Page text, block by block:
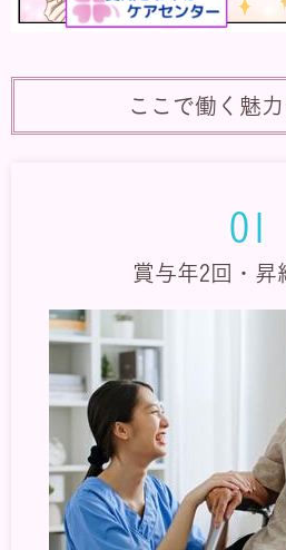
ここで働く魅
01
賞与年2回・昇